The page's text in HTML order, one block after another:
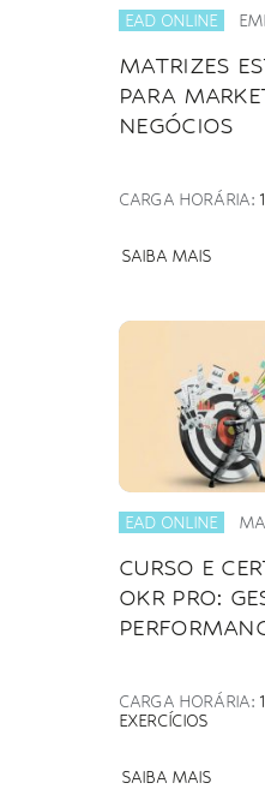
EAD ONLINE
MATRIZES
PARA
NEGÓCIOS
CARGA HORÁRIA:
SAIBA MAIS
EAD ONLINE
CURSO E
OKR PRO:
CARGA HORÁRIA:
EXERCÍCIOS
SAIBA MAIS